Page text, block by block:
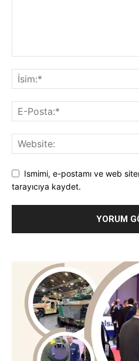
Ismimi, e-postamı ve web
tarayıcıya kaydet.